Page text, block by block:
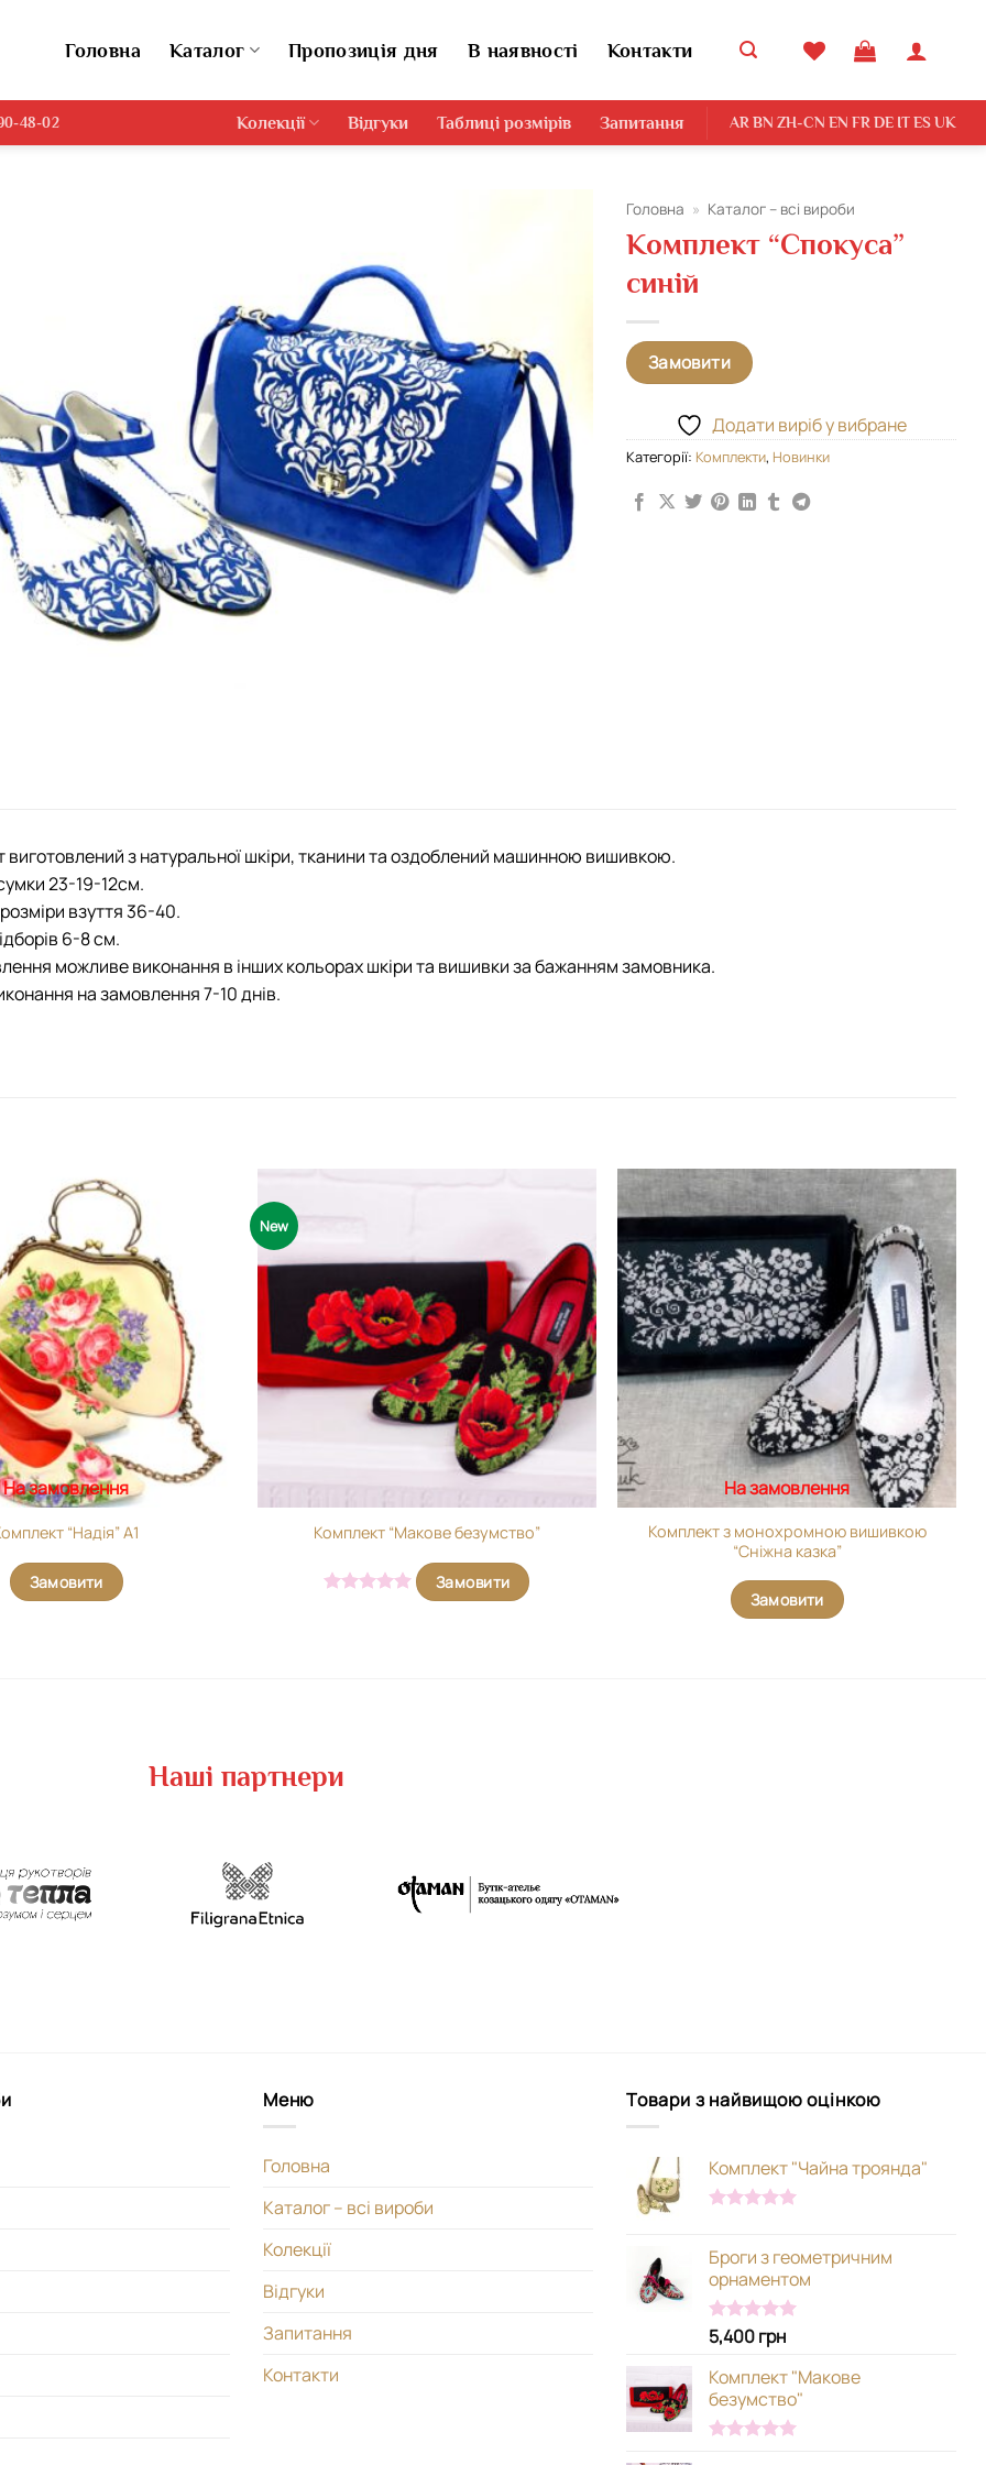
Головна Каталог Пропозиція дня В наявності Контакти
48-02 Колекції Відгуки Таблиці розмірів Запитання AR BN ZH-CN EN FR DE IT ES UK
Головна » Каталог – всі вироби
Комплект “Спокуса”
синій
Замовити
Додати виріб у вибране
Категорії: Комплекти, Новинки
виготовлений з натуральної шкіри, тканини та оздоблений машинною вишивкою.
23-19-12см.
взуття 36-40.
6-8 см.
можливе виконання в інших кольорах шкіри та вишивки за бажанням замовника.
на замовлення 7-10 днів.
На замовлення
“Надія” А1
Замовити
New
виріб у
вибране
Комплект “Макове безумство”
Замовити
Додати
виріб у
вибране
На замовлення
Комплект з монохромною вишивкою
“Сніжна казка”
Замовити
Наші партнери
Меню
Головна
Каталог – всі вироби
Колекції
Відгуки
Запитання
Контакти
Товари з найвищою оцінкою
Комплект "Чайна троянда"
Броги з геометричним
орнаментом
Оцінено в
з 5
5,400грн
Комплект "Макове
безумство"